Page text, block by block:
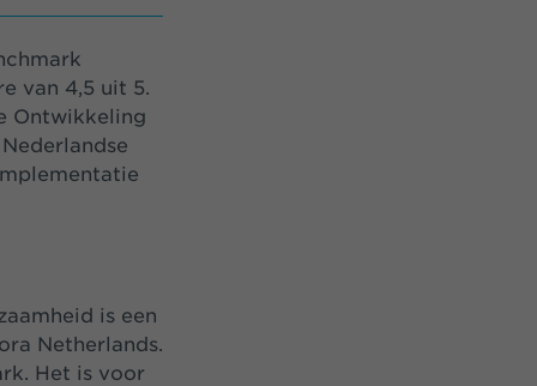
van 4,5 uit 5.
Ontwikkeling
is een
Netherlands.
Het is voor